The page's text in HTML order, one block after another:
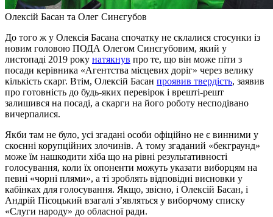
Олексій Басан та Олег Синєгубов
До того ж у Олексія Басана спочатку не склалися стосунки із
новим головою ПОДА Олегом Синєгубовим, який у
листопаді 2019 року натякнув про те, що він може піти з
посади керівника «Агентства місцевих доріг» через велику
кількість скарг. Втім, Олексій Басан проявив твердість, заявив
про готовність до будь-яких перевірок і врешті-решт
залишився на посаді, а скарги на його роботу несподівано
вичерпалися.
Якби там не було, усі згадані особи офіційно не є винними у
скоєнні корупційних злочинів. А тому згаданий «бекграунд»
може їм нашкодити хіба що на рівні результативності
голосування, коли їх опоненти можуть указати виборцям на
певні «чорні плями», а ті зроблять відповідні висновки у
кабінках для голосування. Якщо, звісно, і Олексій Басан, і
Андрій Пісоцький взагалі з’являться у виборчому списку
«Слуги народу» до обласної ради.